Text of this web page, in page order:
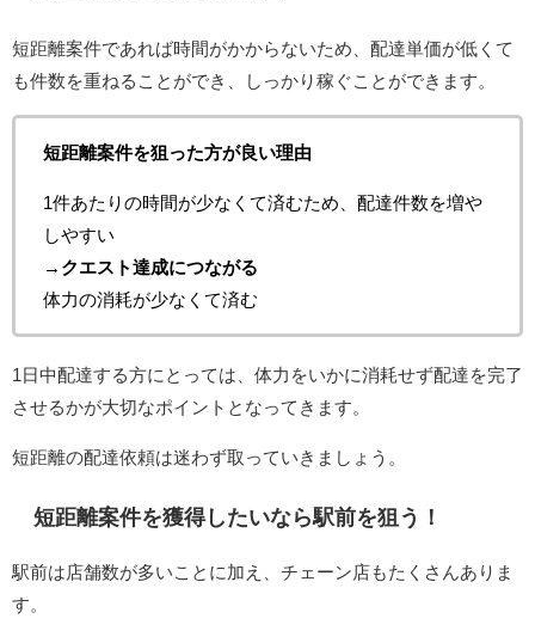
短距離案件であれば時間がかからないため、配達単価が低くて
も件数を重ねることができ、しっかり稼ぐことができます。
短距離案件を狙った方が良い理由
1件あたりの時間が少なくて済むため、配達件数を増や
しやすい
→ クエスト達成につながる
体力の消耗が少なくて済む
1日中配達する方にとっては、体力をいかに消耗せず配達を完了
させるかが大切なポイントとなってきます。
短距離の配達依頼は迷わず取っていきましょう。
短距離案件を獲得したいなら駅前を狙う！
駅前は店舗数が多いことに加え、チェーン店もたくさんありま
す。